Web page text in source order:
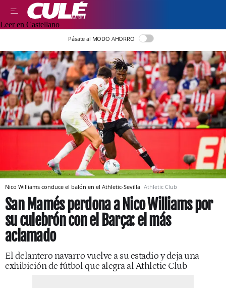
Leer en Castellano
Pásate al MODO AHORRO
Nico Williams conduce el balón en el Athletic-Sevilla Athletic Club
San Mamés perdona a Nico Williams por
su culebrón con el Barça: el más
aclamado
El delantero navarro vuelve a su estadio y deja una
exhibición de fútbol que alegra al Athletic Club